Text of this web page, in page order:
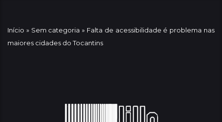
Início » Sem categoria » Falta de acessibilidade é problema nas
maiores cidades do Tocantins